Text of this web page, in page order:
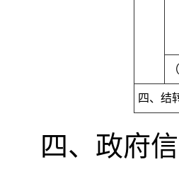
四、结
四、政府